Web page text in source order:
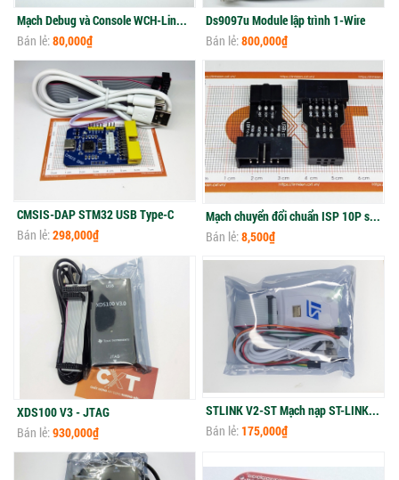
Mạch Debug và Console WCH-Link cho RISC-V MCU & ARM (SWD & UART)
Bán lẻ:80,000₫
Ds9097u Module lập trình 1-Wire
Bán lẻ:800,000₫
CMSIS-DAP STM32 USB Type-C
Bán lẻ:298,000₫
Mạch chuyển đổi chuẩn ISP 10P sang IPS 6P
Bán lẻ:8,500₫
XDS100 V3 - JTAG
Bán lẻ:930,000₫
STLINK V2-ST Mạch nạp ST-LINK - ST
Bán lẻ:175,000₫